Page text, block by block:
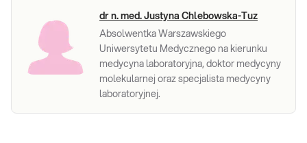
dr n. med. Justyna Chlebowska-Tuz
Absolwentka Warszawskiego
Uniwersytetu Medycznego na kierunku
medycyna laboratoryjna, doktor medycyny
molekularnej oraz specjalista medycyny
laboratoryjnej.